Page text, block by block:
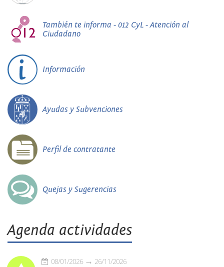
También te informa - 012 CyL - Atención al
Ciudadano
Información
Ayudas y Subvenciones
Perfil de contratante
Quejas y Sugerencias
Agenda actividades
08/01/2026 26/11/2026